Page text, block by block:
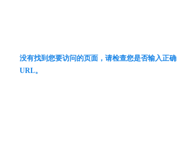
没有找到您要访问的页面，请检查您是否输入正确
URL。